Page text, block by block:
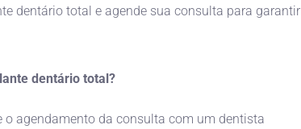
dentário total e agende sua consulta para garantir
dentário total?
o agendamento da consulta com um dentista